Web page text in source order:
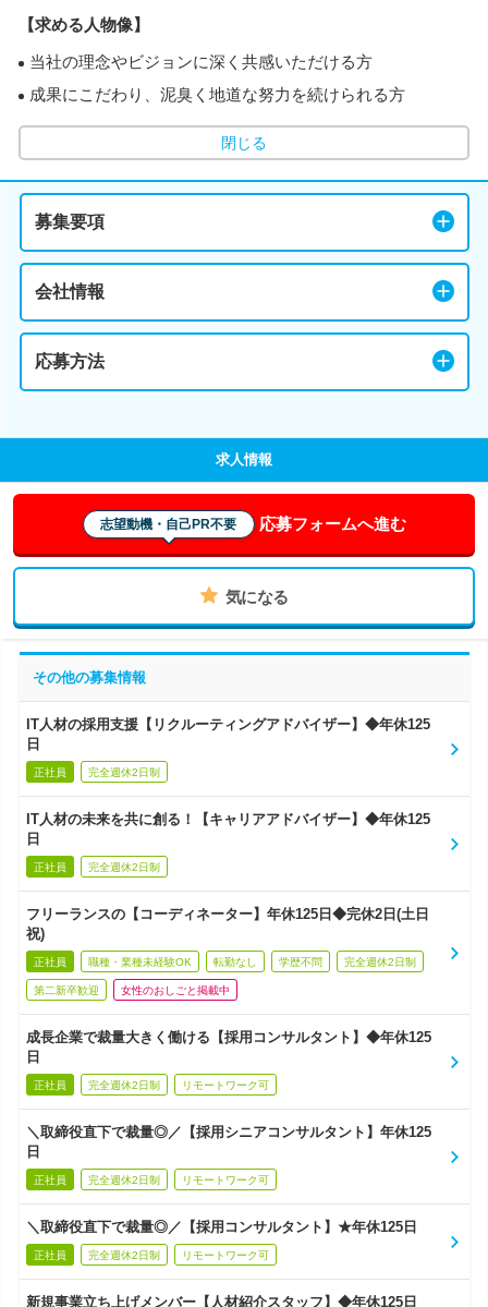
【求める人物像】
当社の理念やビジョンに深く共感いただける方
成果にこだわり、泥臭く地道な努力を続けられる方
閉じる
募集要項
会社情報
応募方法
求人情報
志望動機・自己PR不要 応募フォームへ進む
気になる
その他の募集情報
IT人材の採用支援【リクルーティングアドバイザー】◆年休125
日
正社員 完全週休2日制
IT人材の未来を共に創る！【キャリアアドバイザー】◆年休125
日
正社員 完全週休2日制
フリーランスの【コーディネーター】年休125日◆完休2日(土日
祝)
正社員 職種・業種未経験OK 転勤なし 学歴不問 完全週休2日制
第二新卒歓迎 女性のおしごと掲載中
成長企業で裁量大きく働ける【採用コンサルタント】◆年休125
日
正社員 完全週休2日制 リモートワーク可
＼取締役直下で裁量◎／【採用シニアコンサルタント】年休125
日
正社員 完全週休2日制 リモートワーク可
＼取締役直下で裁量◎／【採用コンサルタント】★年休125日
正社員 完全週休2日制 リモートワーク可
新規事業立ち上げメンバー【人材紹介スタッフ】◆年休125日